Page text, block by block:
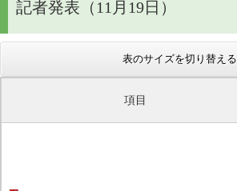
記者発表（11月19日）
表のサイズを切り替える
項目